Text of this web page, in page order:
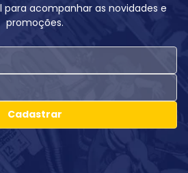
acompanhar as novidades e
promoções.
Cadastrar